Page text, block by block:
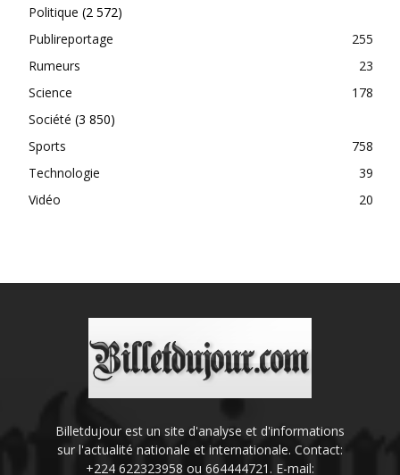
Politique (2 572)
Publireportage
255
Rumeurs
23
Science
178
Société (3 850)
Sports
758
Technologie
39
Vidéo
20
Billetdujour est un site d'analyse et d'informations
sur l'actualité nationale et internationale. Contact:
+224 622323958 ou 664444721. E-mail: